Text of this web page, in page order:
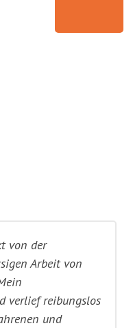
von der
Arbeit von
verlief reibungslos
und